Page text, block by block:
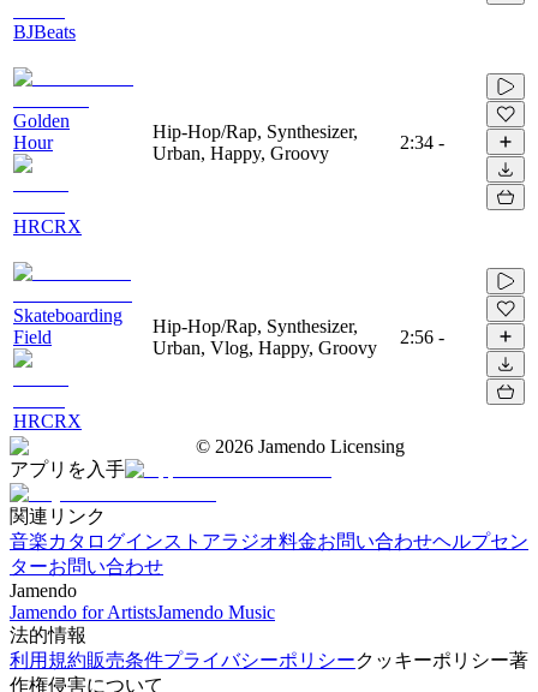
BJBeats
Golden
Hour
HRCRX
Hip-Hop/Rap, Synthesizer,
Urban, Happy, Groovy
2:34 -
Skateboarding
Field
HRCRX
Hip-Hop/Rap, Synthesizer,
Urban, Vlog, Happy, Groovy
2:56 -
© 2026 Jamendo Licensing
アプリを入手
関連リンク
音楽カタログインストアラジオ料金お問い合わせヘルプセン
ターお問い合わせ
Jamendo
Jamendo for ArtistsJamendo Music
法的情報
利用規約販売条件プライバシーポリシークッキーポリシー著
作権侵害について